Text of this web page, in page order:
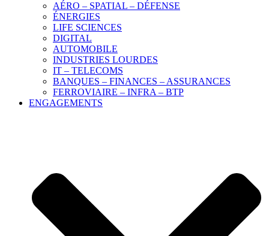
AÉRO – SPATIAL – DÉFENSE
ÉNERGIES
LIFE SCIENCES
DIGITAL
AUTOMOBILE
INDUSTRIES LOURDES
IT – TELECOMS
BANQUES – FINANCES – ASSURANCES
FERROVIAIRE – INFRA – BTP
ENGAGEMENTS